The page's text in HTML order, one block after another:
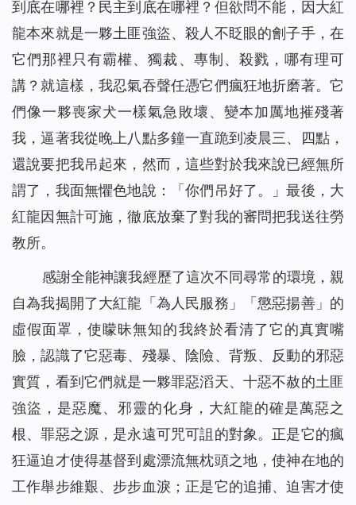
到底在哪裡？民主到底在哪裡？但欲問不能，因大紅
龍本來就是一夥土匪強盜、殺人不眨眼的劊子手，在
它們那裡只有霸權、獨裁、專制、殺戮，哪有理可
講？就這樣，我忍氣吞聲任憑它們瘋狂地折磨著。它
們像一夥喪家犬一樣氣急敗壞、變本加厲地摧殘著
我，逼著我從晚上八點多鐘一直跪到凌晨三、四點，
還說要把我吊起來，然而，這些對於我來說已經無所
謂了，我面無懼色地說：「你們吊好了。」最後，大
紅龍因無計可施，徹底放棄了對我的審問把我送往勞
教所。
感謝全能神讓我經歷了這次不同尋常的環境，親
自為我揭開了大紅龍「為人民服務」「懲惡揚善」的
虛假面罩，使矇昧無知的我終於看清了它的真實嘴
臉，認識了它惡毒、殘暴、陰險、背叛、反動的邪惡
實質，看到它們就是一夥罪惡滔天、十惡不赦的土匪
強盜，是惡魔、邪靈的化身，大紅龍的確是萬惡之
根、罪惡之源，是永遠可咒可詛的對象。正是它的瘋
狂逼迫才使得基督到處漂流無枕頭之地，使神在地的
工作舉步維艱、步步血淚；正是它的追捕、迫害才使